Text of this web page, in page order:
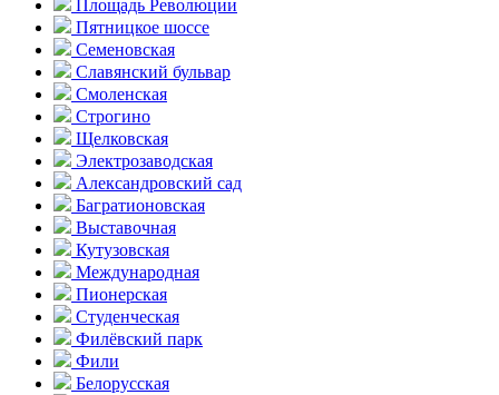
Площадь Революции
Пятницкое шоссе
Семеновская
Славянский бульвар
Смоленская
Строгино
Щелковская
Электро­заводская
Александ­ровский сад
Багратионовская
Выставочная
Кутузовская
Международная
Пионерская
Студенческая
Филёвский парк
Фили
Белорусская